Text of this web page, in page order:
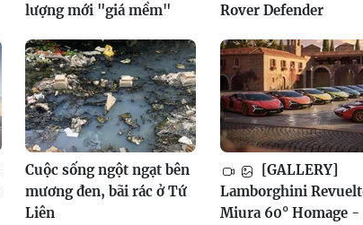
lượng mới "giá mềm"
Rover Defender
Cuộc sống ngột ngạt bên
mương đen, bãi rác ở Tứ
Liên
[GALLERY]
Lamborghini
Miura 60° Homage -